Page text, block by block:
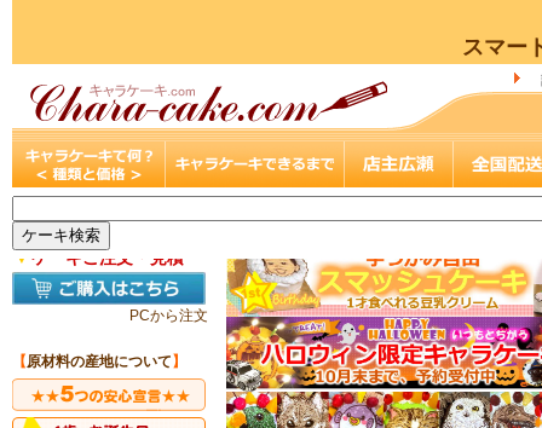
スマー
▼ケーキご注文・見積
PCから注文
【原材料の産地について 】